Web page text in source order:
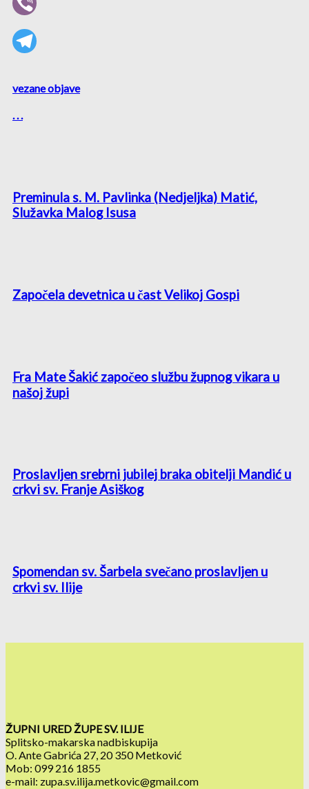
vezane objave
. . .
Preminula s. M. Pavlinka (Nedjeljka) Matić,
Služavka Malog Isusa
Započela devetnica u čast Velikoj Gospi
Fra Mate Šakić započeo službu župnog vikara u
našoj župi
Proslavljen srebrni jubilej braka obitelji Mandić u
crkvi sv. Franje Asiškog
Spomendan sv. Šarbela svečano proslavljen u
crkvi sv. Ilije
ŽUPNI URED ŽUPE SV. ILIJE
Splitsko-makarska nadbiskupija
O. Ante Gabrića 27, 20 350 Metković
Mob: 099 216 1855
e-mail: zupa.sv.ilija.metkovic@gmail.com